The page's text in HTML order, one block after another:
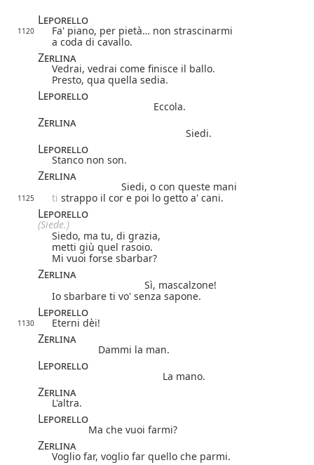
Leporello
1120
Fa' piano, per pietà… non strascinarmi
a coda di cavallo.
Zerlina
Vedrai, vedrai come finisce il ballo.
Presto, qua quella sedia.
Leporello
Eccola.
Zerlina
Siedi.
Leporello
Stanco non son.
Zerlina
Siedi, o con queste mani
1125 ti strappo il cor e poi lo getto a' cani.
Leporello
(Siede.)
Siedo, ma tu, di grazia,
metti giù quel rasoio.
Mi vuoi forse sbarbar?
Zerlina
Sì, mascalzone!
Io sbarbare ti vo' senza sapone.
Leporello
1130 Eterni dèi!
Zerlina
Dammi la man.
Leporello
La mano.
Zerlina
L'altra.
Leporello
Ma che vuoi farmi?
Zerlina
Voglio far, voglio far quello che parmi.